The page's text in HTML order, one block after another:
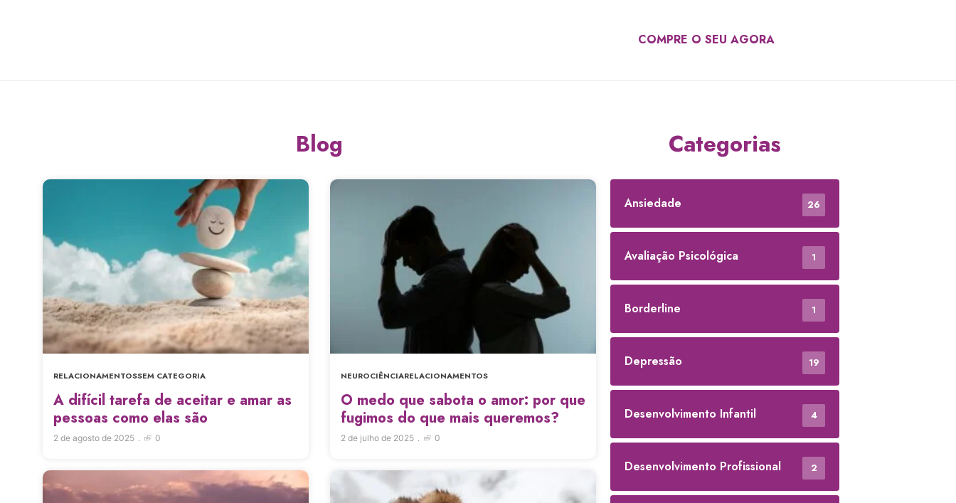
COMPRE O SEU AGORA
Blog
RELACIONAMENTOSSEM CATEGORIA
A difícil tarefa de aceitar e amar as
pessoas como elas são
2 de agosto de 2025 0
NEUROCIÊNCIARELACIONAMENTOS
O medo que sabota o amor: por que
fugimos do que mais queremos?
2 de julho de 2025 0
Categorias
Ansiedade 26
Avaliação Psicológica 1
Borderline 1
Depressão 19
Desenvolvimento Infantil 4
Desenvolvimento Profissional 2